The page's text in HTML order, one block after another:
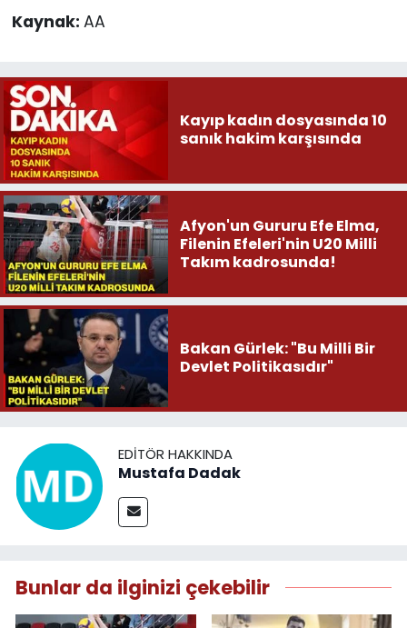
Kaynak: AA
Kayıp kadın dosyasında 10
sanık hakim karşısında
Afyon'un Gururu Efe Elma,
Filenin Efeleri'nin U20 Milli
Takım kadrosunda!
Bakan Gürlek: "Bu Milli Bir
Devlet Politikasıdır"
EDITÖR HAKKINDA
Mustafa Dadak
Bunlar da ilginizi çekebilir